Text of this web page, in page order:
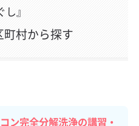
』
村から探す
ン完全分解洗浄の講習・